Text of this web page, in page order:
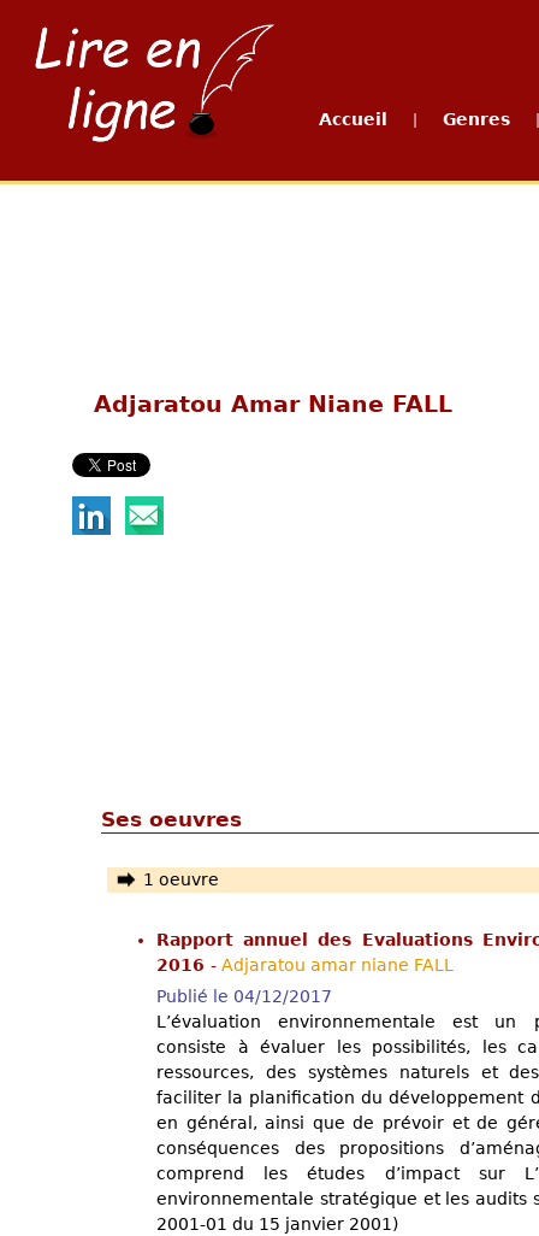
Accueil Genres
Adjaratou Amar Niane FALL
Ses oeuvres
1 oeuvre
Rapport annuel des Evaluations
2016 - Adjaratou amar niane FALL
Publié le 04/12/2017
L’évaluation environnementale est un
consiste à évaluer les possibilités, les
ressources, des systèmes naturels et
faciliter la planification du développement
en général, ainsi que de prévoir et de
conséquences des propositions
comprend les études d’impact sur
environnementale stratégique et les audits
2001-01 du 15 janvier 2001)